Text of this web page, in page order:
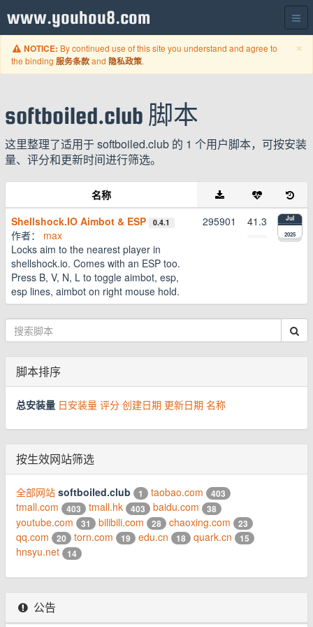
www.youhou8.com
×
NOTICE: By continued use of this site you understand and agree to
the binding 服务条款and 隐私政策.
softboiled.club 脚本
这里整理了适用于 softboiled.club 的 1 个用户脚本，可按安装
量、评分和更新时间进行筛选。
名称
Shellshock.IO Aimbot & ESP
0.4.1
作者： max
Locks aim to the nearest player in
shellshock.io. Comes with an ESP too.
Press B, V, N, L to toggle aimbot, esp,
esp lines, aimbot on right mouse hold.
295901 41.3 Jul
2025
脚本排序
总安装量 日安装量 评分 创建日期 更新日期 名称
按生效网站筛选
全部网站 softboiled.club 1 taobao.com 403
tmall.com 403 tmall.hk 403 baidu.com 38
youtube.com 31 bilibili.com 28 chaoxing.com 23
qq.com 20 torn.com 19 edu.cn 18 quark.cn 15
hnsyu.net 14
公告